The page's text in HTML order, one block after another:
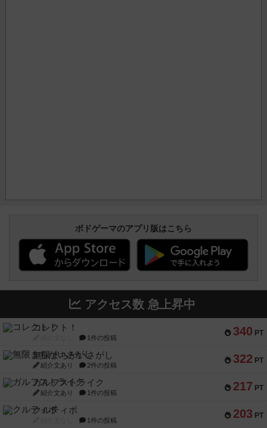
ボドゲーマのアプリ版はこちら
アクセス数 急上昇中
340 PT
コレクト！
1件の投稿
322 PT
無限まちがいさがし
紹介文あり 2件の投稿
217 PT
ガルフストライク
紹介文あり 1件の投稿
203 PT
クルティボ
1件の投稿